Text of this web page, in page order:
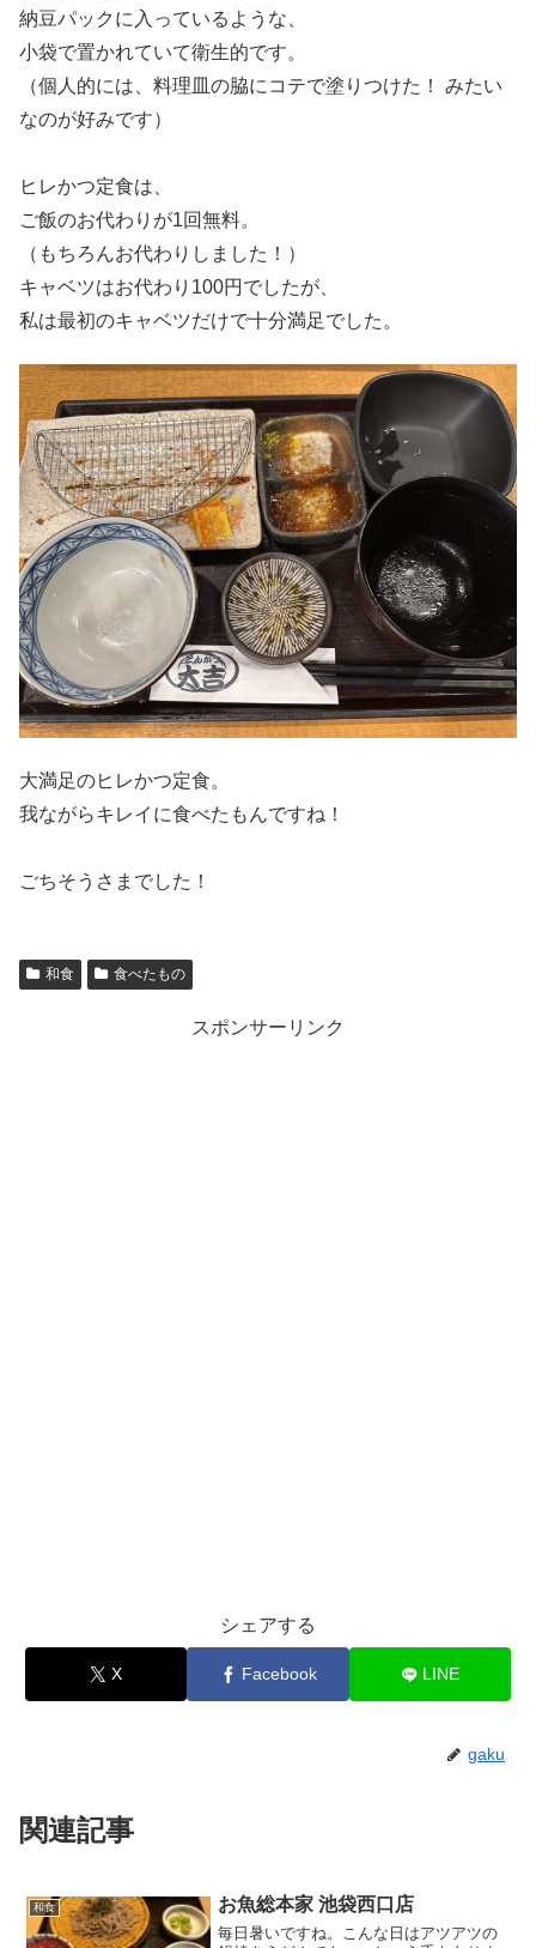
納豆パックに入っているような、
小袋で置かれていて衛生的です。
（個人的には、料理皿の脇にコテで塗りつけた！ みたい
なのが好みです）
ヒレかつ定食は、
ご飯のお代わりが1回無料。
（もちろんお代わりしました！）
キャベツはお代わり100円でしたが、
私は最初のキャベツだけで十分満足でした。
大満足のヒレかつ定食。
我ながらキレイに食べたもんですね！
ごちそうさまでした！
和食 食べたもの
スポンサーリンク
シェアする
X Facebook LINE
gaku
関連記事
和食 お魚総本家 池袋西口店
毎日暑いですね。こんな日はアツアツの